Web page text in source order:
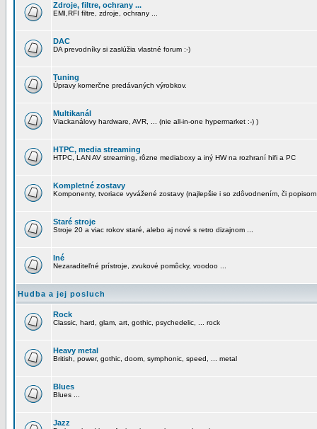
Zdroje, filtre, ochrany ...
EMI,RFI filtre, zdroje, ochrany ...
DAC
DA prevodníky si zaslúžia vlastné forum :-)
Tuning
Úpravy komerčne predávaných výrobkov.
Multikanál
Viackanálovy hardware, AVR, ... (nie all-in-one hypermarket :-) )
HTPC, media streaming
HTPC, LAN AV streaming, rôzne mediaboxy a iný HW na rozhraní hifi a PC
Kompletné zostavy
Komponenty, tvoriace vyvážené zostavy (najlepšie i so zdôvodnením, či
Staré stroje
Stroje 20 a viac rokov staré, alebo aj nové s retro dizajnom ...
Iné
Nezaraditeľné prístroje, zvukové pomôcky, voodoo ...
Hudba a jej posluch
Rock
Classic, hard, glam, art, gothic, psychedelic, ... rock
Heavy metal
British, power, gothic, doom, symphonic, speed, ... metal
Blues
Blues ...
Jazz